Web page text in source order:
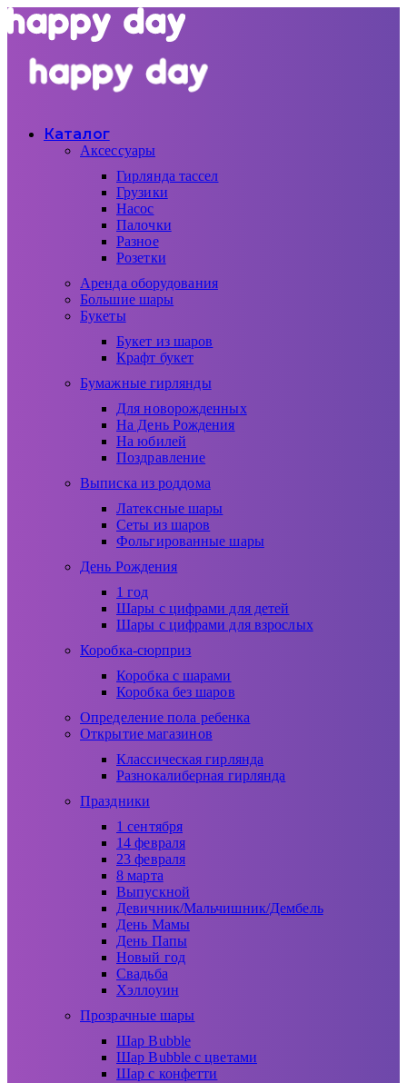
Каталог
Аксессуары
Гирлянда тассел
Грузики
Насос
Палочки
Разное
Розетки
Аренда оборудования
Большие шары
Букеты
Букет из шаров
Крафт букет
Бумажные гирлянды
Для новорожденных
На День Рождения
На юбилей
Поздравление
Выписка из роддома
Латексные шары
Сеты из шаров
Фольгированные шары
День Рождения
1 год
Шары с цифрами для детей
Шары с цифрами для взрослых
Коробка-сюрприз
Коробка с шарами
Коробка без шаров
Определение пола ребенка
Открытие магазинов
Классическая гирлянда
Разнокалиберная гирлянда
Праздники
1 сентября
14 февраля
23 февраля
8 марта
Выпускной
Девичник/Мальчишник/Дембель
День Мамы
День Папы
Новый год
Свадьба
Хэллоуин
Прозрачные шары
Шар Bubble
Шар Bubble с цветами
Шар с конфетти